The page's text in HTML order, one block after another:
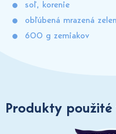
soľ, korenie
obľúbená mrazená
600 g zemiakov
Produkty